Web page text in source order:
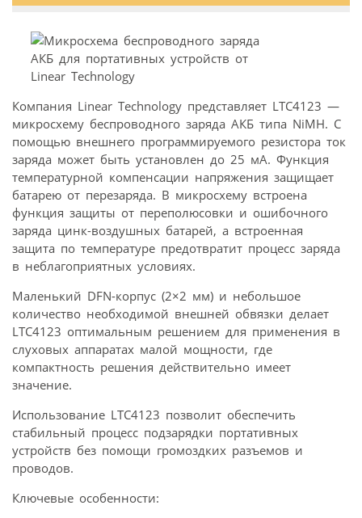
Компания Linear Technology представляет LTC4123 —
микросхему беспроводного заряда АКБ типа NiMH. С
помощью внешнего программируемого резистора ток
заряда может быть установлен до 25 мА. Функция
температурной компенсации напряжения защищает
батарею от перезаряда. В микросхему встроена
функция защиты от переполюсовки и ошибочного
заряда цинк-воздушных батарей, а встроенная
защита по температуре предотвратит процесс заряда
в неблагоприятных условиях.
Маленький DFN-корпус (2×2 мм) и небольшое
количество необходимой внешней обвязки делает
LTC4123 оптимальным решением для применения в
слуховых аппаратах малой мощности, где
компактность решения действительно имеет
значение.
Использование LTC4123 позволит обеспечить
стабильный процесс подзарядки портативных
устройств без помощи громоздких разъемов и
проводов.
Ключевые особенности: